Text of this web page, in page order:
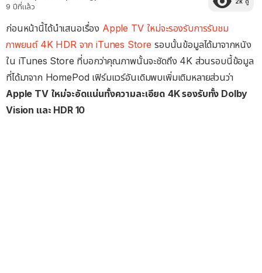
9 ปีที่แล้ว
ก่อนหน้านี้ได้นำเสนอเรื่อง Apple TV ใหม่จะรองรับการรับชม
ภาพยนต์ 4K HDR จาก iTunes Store รอบนั้นข้อมูลได้มาจากหนัง
ใน iTunes Store ที่บอกว่าคุณภาพนั้นจะชัดถึง 4K ส่วนรอบนี้ข้อมูล
ที่ได้มาจาก HomePod เฟิร์มแวร์อันเดิมพบเพิ่มเติมหลายส่วนว่า
Apple TV ใหม่จะอัดแน่นทั้งความละเอียด 4K รองรับทั้ง Dolby
Vision และ HDR 10